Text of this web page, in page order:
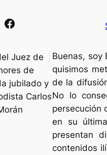
Facebook
Juez de
de
jubilado y
Carlos
Buenas, soy
quisimos
de la
No lo
persecución
en su
presentan
contenidos